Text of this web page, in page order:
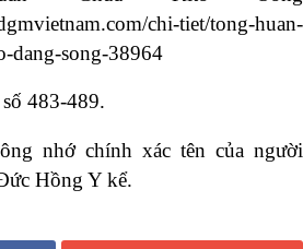
chi-tiet/tong-huan-
dang-song-38964
483-489.
nhớ chính xác tên của người
Hồng Y kể.